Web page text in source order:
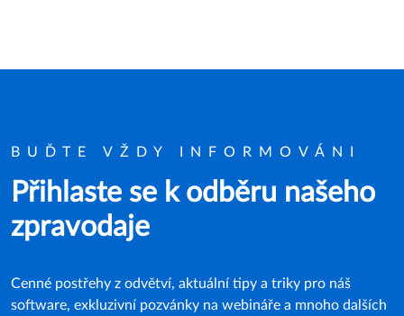
BUĎTE VŽDY INFORMOVÁNI
Přihlaste se k odběru našeho
zpravodaje
Cenné postřehy z odvětví, aktuální tipy a triky pro náš
software, exkluzivní pozvánky na webináře a mnoho dalších